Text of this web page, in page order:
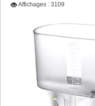
Affichages : 3109